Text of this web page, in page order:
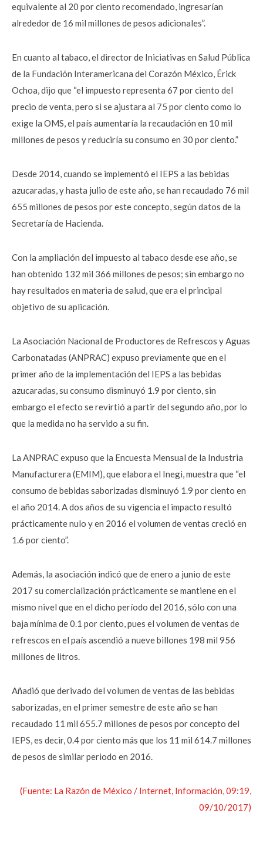
equivalente al 20 por ciento recomendado, ingresarían
alrededor de 16 mil millones de pesos adicionales”.
En cuanto al tabaco, el director de Iniciativas en Salud Pública
de la Fundación Interamericana del Corazón México, Érick
Ochoa, dijo que “el impuesto representa 67 por ciento del
precio de venta, pero si se ajustara al 75 por ciento como lo
exige la OMS, el país aumentaría la recaudación en 10 mil
millones de pesos y reduciría su consumo en 30 por ciento.”
Desde 2014, cuando se implementó el IEPS a las bebidas
azucaradas, y hasta julio de este año, se han recaudado 76 mil
655 millones de pesos por este concepto, según datos de la
Secretaría de Hacienda.
Con la ampliación del impuesto al tabaco desde ese año, se
han obtenido 132 mil 366 millones de pesos; sin embargo no
hay resultados en materia de salud, que era el principal
objetivo de su aplicación.
La Asociación Nacional de Productores de Refrescos y Aguas
Carbonatadas (ANPRAC) expuso previamente que en el
primer año de la implementación del IEPS a las bebidas
azucaradas, su consumo disminuyó 1.9 por ciento, sin
embargo el efecto se revirtió a partir del segundo año, por lo
que la medida no ha servido a su fin.
La ANPRAC expuso que la Encuesta Mensual de la Industria
Manufacturera (EMIM), que elabora el Inegi, muestra que “el
consumo de bebidas saborizadas disminuyó 1.9 por ciento en
el año 2014. A dos años de su vigencia el impacto resultó
prácticamente nulo y en 2016 el volumen de ventas creció en
1.6 por ciento”.
Además, la asociación indicó que de enero a junio de este
2017 su comercialización prácticamente se mantiene en el
mismo nivel que en el dicho período del 2016, sólo con una
baja mínima de 0.1 por ciento, pues el volumen de ventas de
refrescos en el país ascendió a nueve billones 198 mil 956
millones de litros.
Añadió que derivado del volumen de ventas de las bebidas
saborizadas, en el primer semestre de este año se han
recaudado 11 mil 655.7 millones de pesos por concepto del
IEPS, es decir, 0.4 por ciento más que los 11 mil 614.7 millones
de pesos de similar periodo en 2016.
(Fuente: La Razón de México / Internet, Información, 09:19,
09/10/2017)